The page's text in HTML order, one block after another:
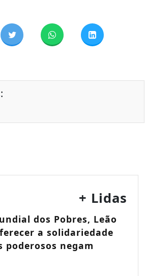
+ Lidas
dos Pobres, Leão
a solidariedade
poderosos negam